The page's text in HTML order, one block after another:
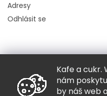
Kafe a cukr.
nám
by náš web
Adresy
Odhlásit se
Copyright 2026Hugo chodí
Grafický návrh